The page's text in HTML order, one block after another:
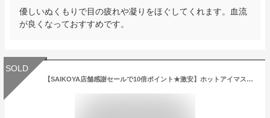
優しいぬくもりで目の疲れや凝りをほぐしてくれます。血流
が良くなっておすすめです。
SOLD
【SAIKOYA店舗感謝セールで10倍ポイント★激安】ホットアイマスク アイウォーマー 目元ケア 目元エステ 目元美顔器 温度調節 空気圧調節 音量調節 Bluetooth 5つモード 180度二つ折り 温め USB充電 ギフト プレゼント 健康グッズ 健康器具